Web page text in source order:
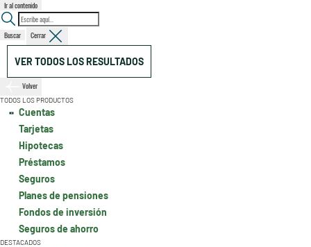
Ir al contenido
Buscar Cerrar
VER TODOS LOS RESULTADOS
Volver
TODOS LOS PRODUCTOS
Cuentas
Tarjetas
Hipotecas
Préstamos
Seguros
Planes de pensiones
Fondos de inversión
Seguros de ahorro
DESTACADOS